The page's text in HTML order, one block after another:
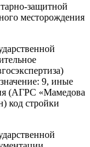
защитной
месторождения
9, иные
(АГРС «Мамедова
код стройки